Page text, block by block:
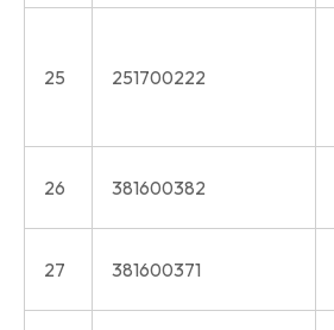
25 251700222
26 381600382
27 381600371